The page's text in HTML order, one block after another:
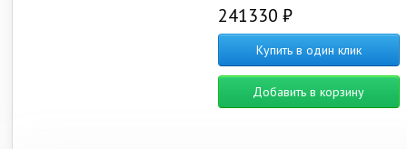
241330 ₽
Купить в один клик
Добавить в корзину